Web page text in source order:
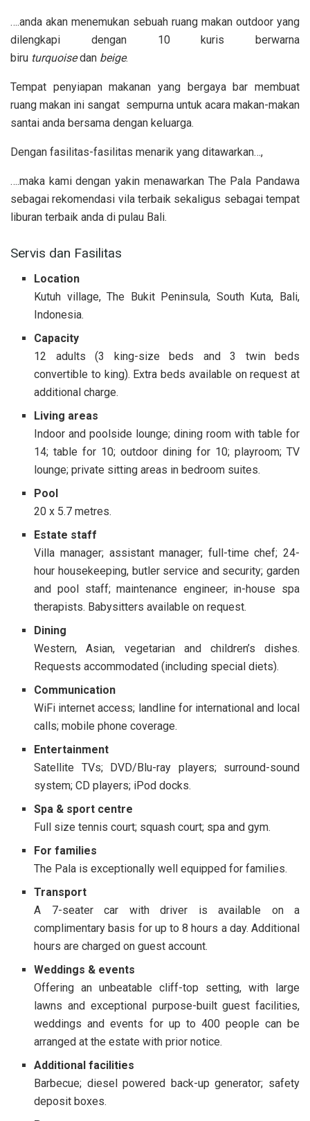
….anda akan menemukan sebuah ruang makan outdoor yang
dilengkapi dengan 10 kuris berwarna
biru turquoisedan beige.
Tempat penyiapan makanan yang bergaya bar membuat
ruang makan ini sangat sempurna untuk acara makan-makan
santai anda bersama dengan keluarga.
Dengan fasilitas-fasilitas menarik yang ditawarkan…,
….maka kami dengan yakin menawarkan The Pala Pandawa
sebagai rekomendasi vila terbaik sekaligus sebagai tempat
liburan terbaik anda di pulau Bali.
Servis dan Fasilitas
Location
Kutuh village, The Bukit Peninsula, South Kuta, Bali,
Indonesia.
Capacity
12 adults (3 king-size beds and 3 twin beds
convertible to king). Extra beds available on request at
additional charge.
Living areas
Indoor and poolside lounge; dining room with table for
14; table for 10; outdoor dining for 10; playroom; TV
lounge; private sitting areas in bedroom suites.
Pool
20 x 5.7 metres.
Estate staff
Villa manager; assistant manager; full-time chef; 24-
hour housekeeping, butler service and security; garden
and pool staff; maintenance engineer; in-house spa
therapists. Babysitters available on request.
Dining
Western, Asian, vegetarian and children’s dishes.
Requests accommodated (including special diets).
Communication
WiFi internet access; landline for international and local
calls; mobile phone coverage.
Entertainment
Satellite TVs; DVD/Blu-ray players; surround-sound
system; CD players; iPod docks.
Spa & sport centre
Full size tennis court; squash court; spa and gym.
For families
The Pala is exceptionally well equipped for families.
Transport
A 7-seater car with driver is available on a
complimentary basis for up to 8 hours a day. Additional
hours are charged on guest account.
Weddings & events
Offering an unbeatable cliff-top setting, with large
lawns and exceptional purpose-built guest facilities,
weddings and events for up to 400 people can be
arranged at the estate with prior notice.
Additional facilities
Barbecue; diesel powered back-up generator; safety
deposit boxes.